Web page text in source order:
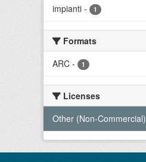
impianti - 1
Formats
ARC - 1
Licenses
Other (Non-Commercial)